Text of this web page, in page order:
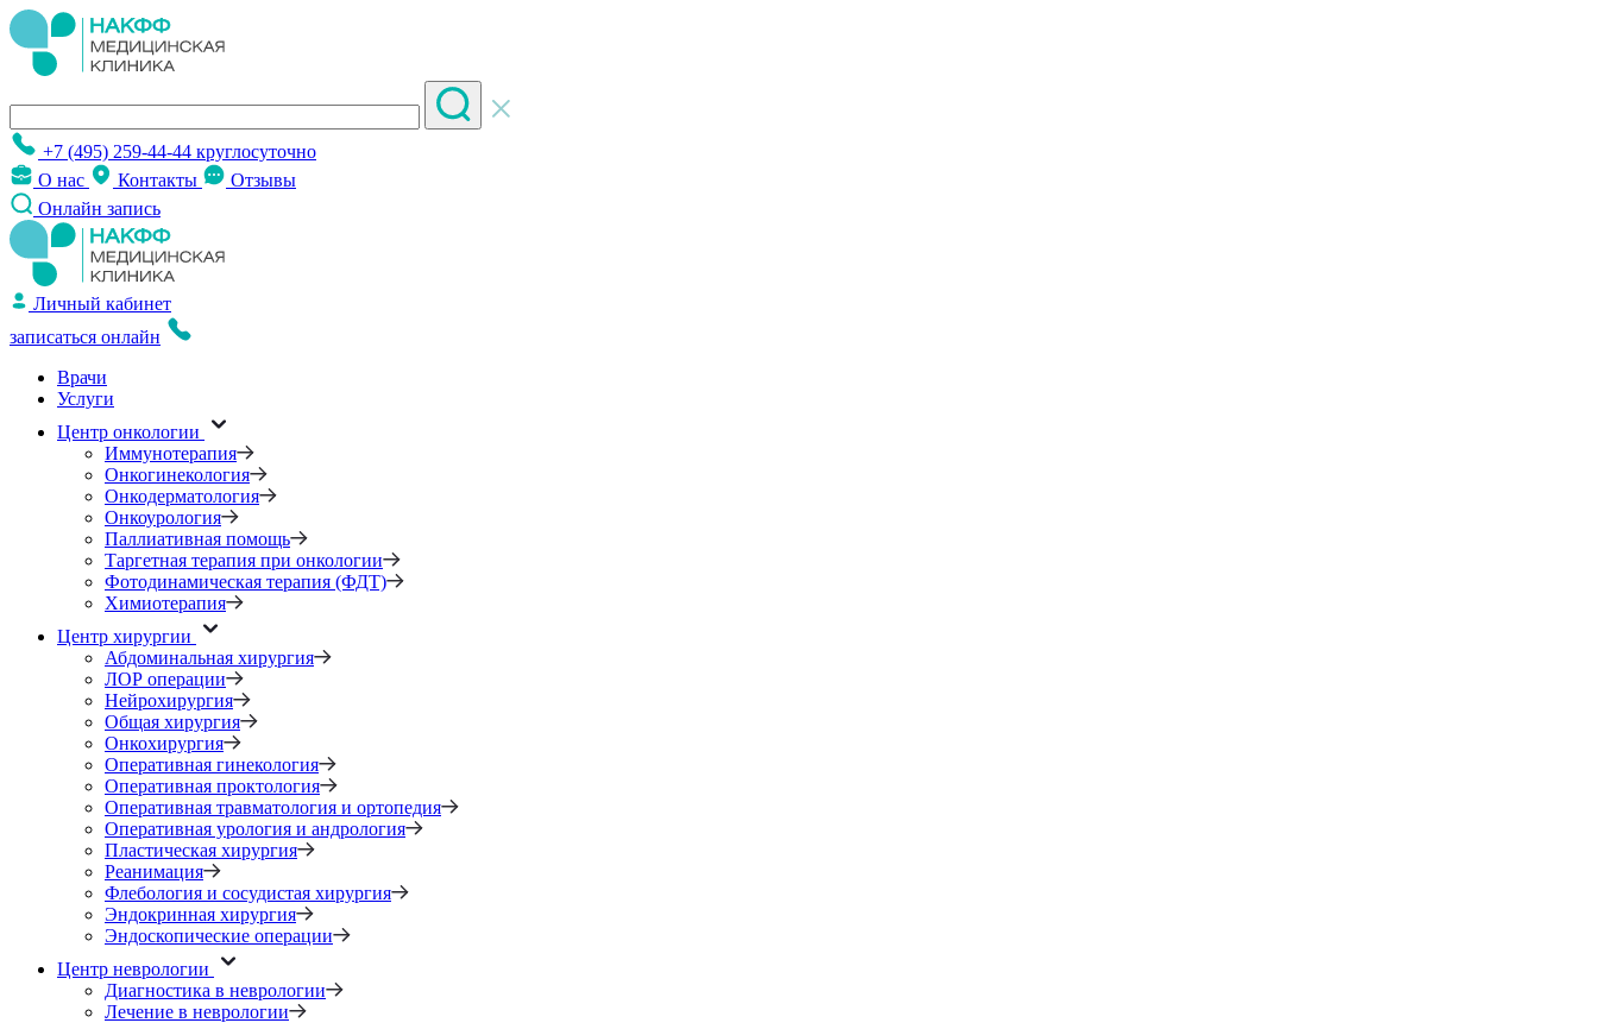
+7 (495) 259-44-44 круглосуточно
О нас
Контакты
Отзывы
Онлайн запись
Личный кабинет
записаться онлайн
Врачи
Услуги
Центр онкологии
Иммунотерапия
Онкогинекология
Онкодерматология
Онкоурология
Паллиативная помощь
Таргетная терапия при онкологии
Фотодинамическая терапия (ФДТ)
Химиотерапия
Центр хирургии
Абдоминальная хирургия
ЛОР операции
Нейрохирургия
Общая хирургия
Онкохирургия
Оперативная гинекология
Оперативная проктология
Оперативная травматология и ортопедия
Оперативная урология и андрология
Пластическая хирургия
Реанимация
Флебология и сосудистая хирургия
Эндокринная хирургия
Эндоскопические операции
Центр неврологии
Диагностика в неврологии
Лечение в неврологии